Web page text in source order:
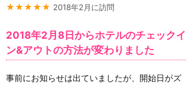
★★★★★ 2018年2月に訪問
2018年2月8日からホテルのチェックイ
ン&アウトの方法が変わりました
事前にお知らせは出ていましたが、開始日がズ